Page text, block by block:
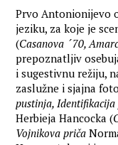
Prvo Antonionijevo
jeziku, za koje je
(Casanova ´70,
prepoznatljiv
i sugestivnu režiju,
zaslužne i sjajna
pustinja, Identifikacija
Herbieja Hancocka (
Vojnikova priča